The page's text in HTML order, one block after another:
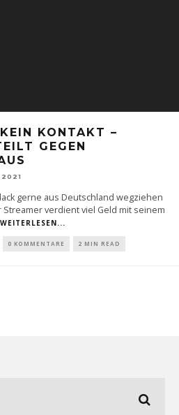
KONTAKT –
GEGEN
2021
gerne aus Deutschland wegziehen
verdient viel Geld mit seinem
WEITERLESEN...
0 KOMMENTARE 2 MIN READ